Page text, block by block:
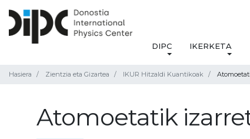
DIPC IKERKETA
Hasiera Zientzia eta Gizartea IKUR Hitzaldi Kuantikoak
Atomoetatik